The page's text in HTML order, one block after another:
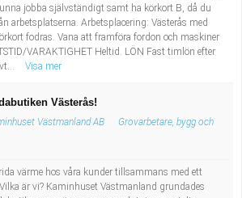
jobba självständigt samt ha körkort B, då du
arbetsplatserna. Arbetsplacering: Västerås med
fodras. Vana att framföra fordon och maskiner
VARAKTIGHET Heltid. LÖN Fast timlön efter
Visa mer
Västerås!
Västmanland AB
Grovarbetare, bygg och
värme hos våra kunder tillsammans med ett
är vi? Kaminhuset Västmanland grundades